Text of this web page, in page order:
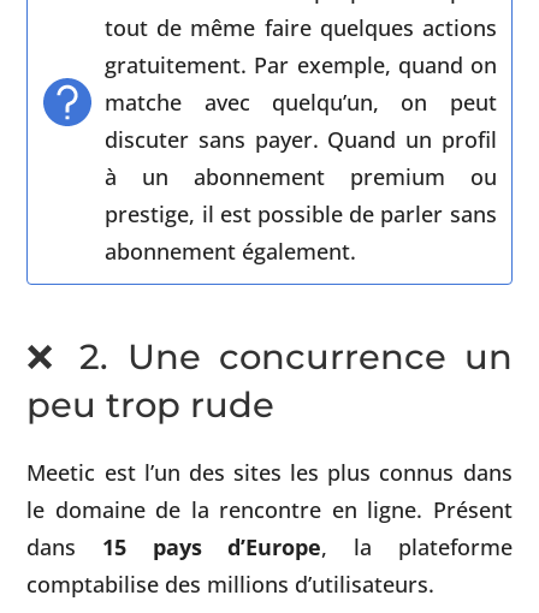
tout de même faire quelques actions
gratuitement. Par exemple, quand on
matche avec quelqu’un, on peut
discuter sans payer. Quand un profil
à un abonnement premium ou
prestige, il est possible de parler sans
abonnement également.
❌ 2. Une concurrence un
peu trop rude
Meetic est l’un des sites les plus connus dans
le domaine de la rencontre en ligne. Présent
dans 15 pays d’Europe, la plateforme
comptabilise des millions d’utilisateurs.